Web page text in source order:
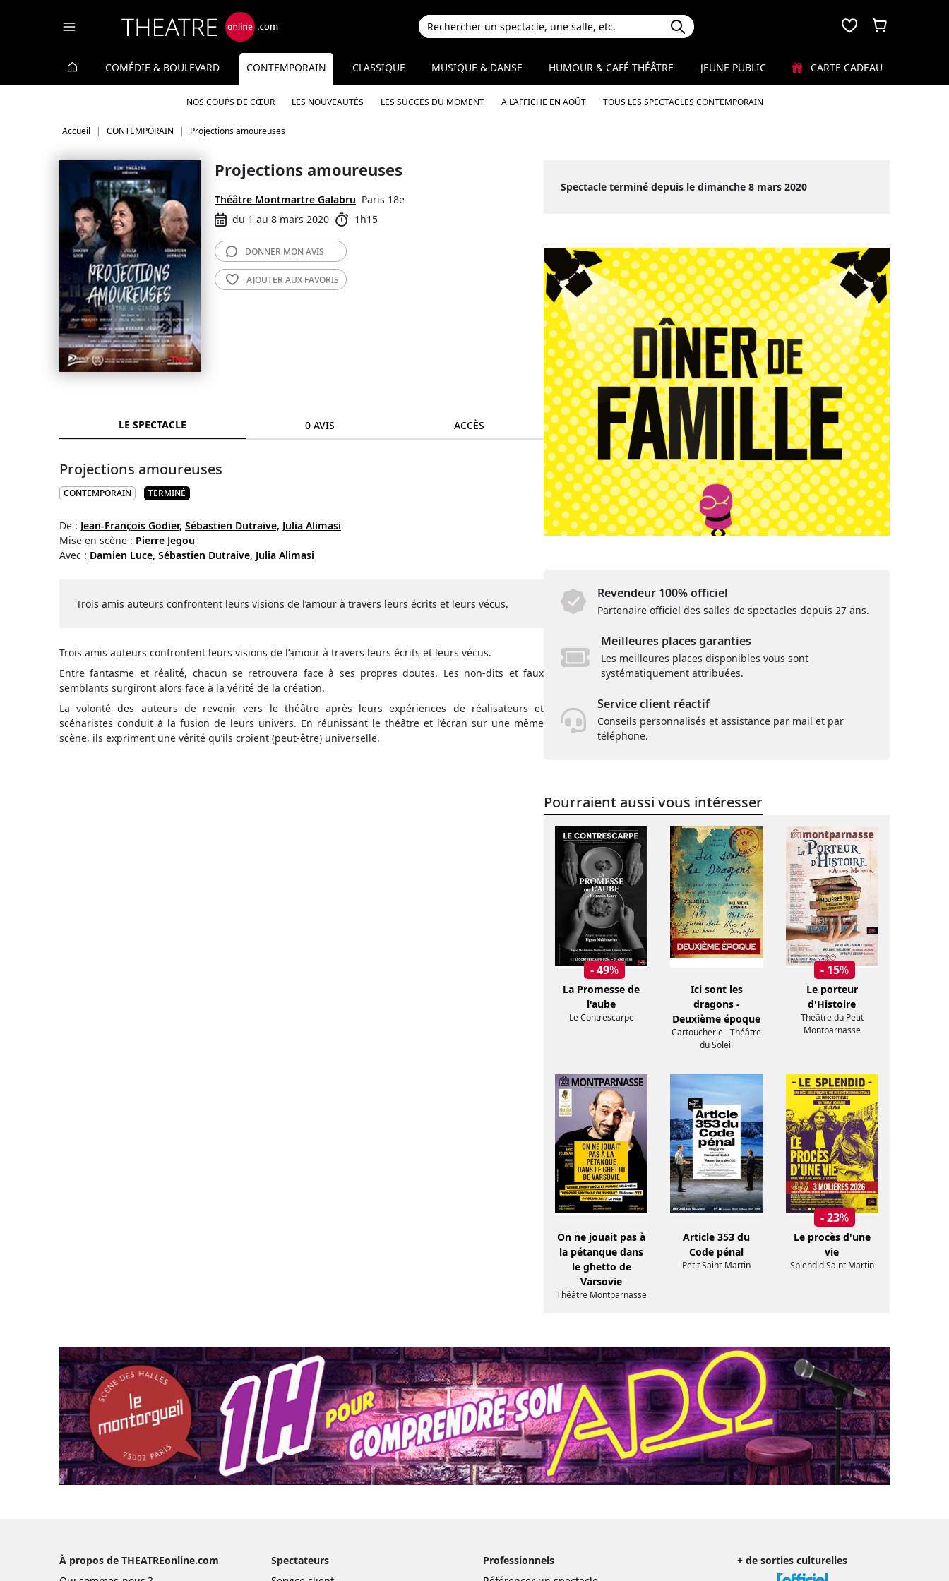
COMÉDIE & BOULEVARD CONTEMPORAIN
NOS COUPS DE CŒUR LES NOUVEAUTÉS LES SUCCÈS DU MOMENT A L’AFFICHE EN AOÛT TOUS LES SPECTACLES CONTEMPORAIN
CLASSIQUE MUSIQUE & DANSE HUMOUR & CAFÉ THÉÂTRE JEUNE PUBLIC CARTE CADEAU
Accueil CONTEMPORAIN Projections amoureuses
Projections amoureuses
Théâtre Montmartre Galabru Paris 18e
du 1 au 8 mars 2020
1h15
DONNER MON AVIS
AJOUTER AUX FAVORIS
LE SPECTACLE 0 AVIS ACCÈS
Projections amoureuses
CONTEMPORAIN TERMINÉ
De : Jean-François Godier, Sébastien Dutraive, Julia Alimasi
Mise en scène : Pierre Jegou
Avec : Damien Luce, Sébastien Dutraive, Julia Alimasi
Trois amis auteurs confrontent leurs visions de l’amour à travers leurs écrits et leurs vécus.
Trois amis auteurs confrontent leurs visions de l’amour à travers leurs écrits et leurs vécus.
Entre fantasme et réalité, chacun se retrouvera face à ses propres doutes. Les non-dits et faux
semblants surgiront alors face à la vérité de la création.
La volonté des auteurs de revenir vers le théâtre après leurs expériences de réalisateurs et
scénaristes conduit à la fusion de leurs univers. En réunissant le théâtre et l’écran sur une même
scène, ils expriment une vérité qu’ils croient (peut-être) universelle.
Spectacle terminé depuis le dimanche 8 mars 2020
Revendeur 100% officiel
Partenaire officiel des salles de spectacles depuis 27 ans.
Meilleures places garanties
Les meilleures places disponibles vous sont
systématiquement attribuées.
Service client réactif
Conseils personnalisés et assistance par mail et par
téléphone.
Pourraient aussi vous intéresser
- 49%
La Promesse de
l'aube
Le Contrescarpe
Ici sont les
dragons -
Deuxième époque
Cartoucherie - Théâtre
du Soleil
- 15%
Le porteur
d'Histoire
Théâtre du Petit
Montparnasse
On ne jouait pas à
la pétanque dans
le ghetto de
Varsovie
Théâtre Montparnasse
Article 353 du
Code pénal
Petit Saint-Martin
- 23%
Le procès d'une
vie
Splendid Saint Martin
À propos de THEATREonline.com
Spectateurs
Professionnels
+ de sorties culturelles